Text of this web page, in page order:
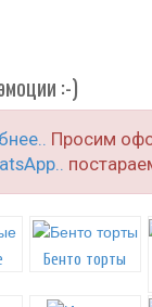
:-)
Просим
Бенто торты